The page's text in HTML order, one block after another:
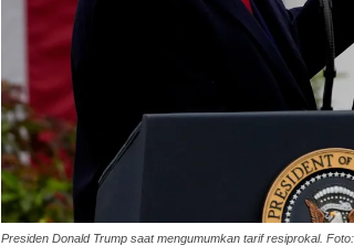
Presiden Donald Trump saat mengumumkan tarif resiprokal.